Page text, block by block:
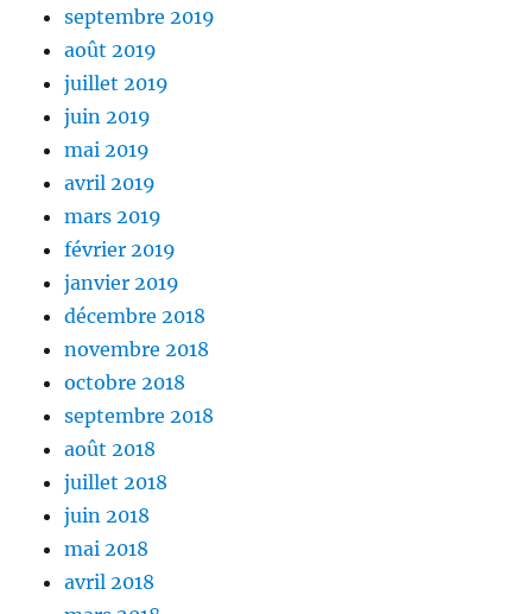
septembre 2019
août 2019
juillet 2019
juin 2019
mai 2019
avril 2019
mars 2019
février 2019
janvier 2019
décembre 2018
novembre 2018
octobre 2018
septembre 2018
août 2018
juillet 2018
juin 2018
mai 2018
avril 2018